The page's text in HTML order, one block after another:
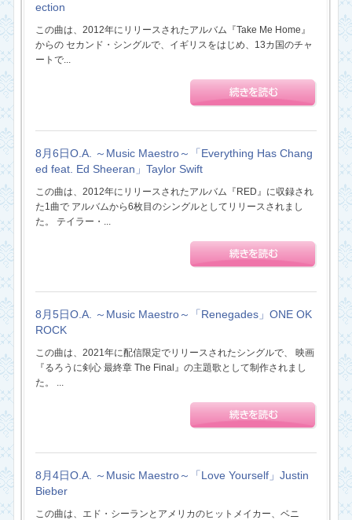
ection
この曲は、2012年にリリースされたアルバム『Take Me Home』
からの セカンド・シングルで、イギリスをはじめ、13カ国のチャ
ートで...
8月6日O.A. ～Music Maestro～「Everything Has Chang
ed feat. Ed Sheeran」Taylor Swift
この曲は、2012年にリリースされたアルバム『RED』に収録され
た1曲で アルバムから6枚目のシングルとしてリリースされまし
た。 テイラー・...
8月5日O.A. ～Music Maestro～「Renegades」ONE OK
ROCK
この曲は、2021年に配信限定でリリースされたシングルで、 映画
『るろうに剣心 最終章 The Final』の主題歌として制作されまし
た。 ...
8月4日O.A. ～Music Maestro～「Love Yourself」Justin
Bieber
この曲は、エド・シーランとアメリカのヒットメイカー、ベニ